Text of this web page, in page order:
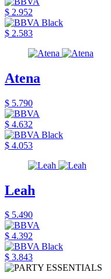
$ 2.952
$ 2.583
Atena
$ 5.790
$ 4.632
$ 4.053
Leah
$ 5.490
$ 4.392
$ 3.843